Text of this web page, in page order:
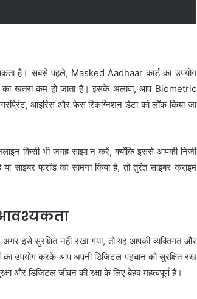
है। सबसे पहले, Masked Aadhaar कार्ड का उपयोग
खतरा कम हो जाता है। इसके अलावा, आप Biometric
आइरिस और फेस रिकग्निशन डेटा को लॉक किया जा
किसी भी जगह साझा न करें, क्योंकि इससे आपकी निजी
साइबर फ्रॉड का सामना किया है, तो तुरंत साइबर क्राइम
आवश्यकता
इसे सुरक्षित नहीं रखा गया, तो यह आपकी व्यक्तिगत और
का उपयोग करके आप अपनी डिजिटल पहचान को सुरक्षित रख
डिजिटल जीवन की रक्षा के लिए बेहद महत्वपूर्ण है।